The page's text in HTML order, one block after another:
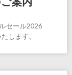
セール2026
します。